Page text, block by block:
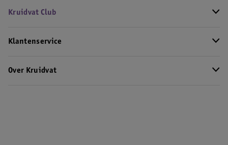
Kruidvat Club
Klantenservice
Over Kruidvat